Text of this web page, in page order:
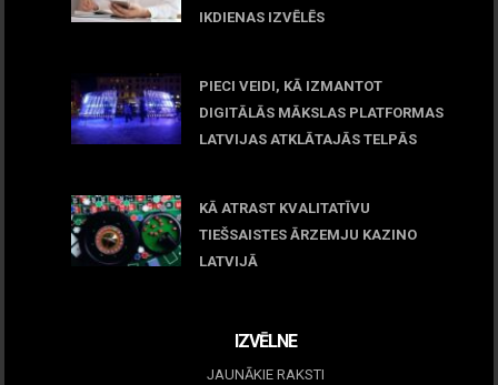
IKDIENAS IZVĒLĒS
PIECI VEIDI, KĀ IZMANTOT
DIGITĀLĀS MĀKSLAS PLATFORMAS
LATVIJAS ATKLĀTAJĀS TELPĀS
KĀ ATRAST KVALITATĪVU
TIEŠSAISTES ĀRZEMJU KAZINO
LATVIJĀ
IZVĒLNE
JAUNĀKIE RAKSTI